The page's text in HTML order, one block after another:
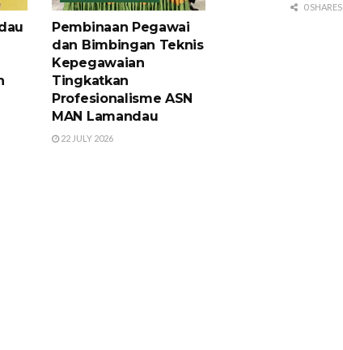
Pembinaan Pegawai
dan Bimbingan Teknis
Kepegawaian
Tingkatkan
Profesionalisme ASN
MAN Lamandau
22 JULY 2026
0 SHARES